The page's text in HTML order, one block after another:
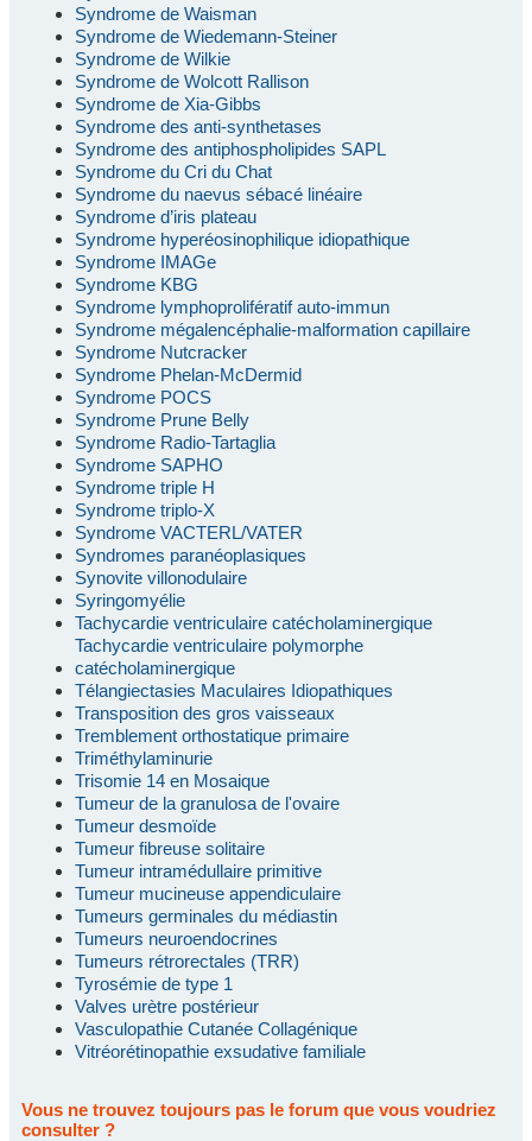
Syndrome de Waisman
Syndrome de Wiedemann-Steiner
Syndrome de Wilkie
Syndrome de Wolcott Rallison
Syndrome de Xia-Gibbs
Syndrome des anti-synthetases
Syndrome des antiphospholipides SAPL
Syndrome du Cri du Chat
Syndrome du naevus sébacé linéaire
Syndrome d’iris plateau
Syndrome hyperéosinophilique idiopathique
Syndrome IMAGe
Syndrome KBG
Syndrome lymphoprolifératif auto-immun
Syndrome mégalencéphalie-malformation capillaire
Syndrome Nutcracker
Syndrome Phelan-McDermid
Syndrome POCS
Syndrome Prune Belly
Syndrome Radio-Tartaglia
Syndrome SAPHO
Syndrome triple H
Syndrome triplo-X
Syndrome VACTERL/VATER
Syndromes paranéoplasiques
Synovite villonodulaire
Syringomyélie
Tachycardie ventriculaire catécholaminergique
Tachycardie ventriculaire polymorphe
catécholaminergique
Télangiectasies Maculaires Idiopathiques
Transposition des gros vaisseaux
Tremblement orthostatique primaire
Triméthylaminurie
Trisomie 14 en Mosaique
Tumeur de la granulosa de l'ovaire
Tumeur desmoïde
Tumeur fibreuse solitaire
Tumeur intramédullaire primitive
Tumeur mucineuse appendiculaire
Tumeurs germinales du médiastin
Tumeurs neuroendocrines
Tumeurs rétrorectales (TRR)
Tyrosémie de type 1
Valves urètre postérieur
Vasculopathie Cutanée Collagénique
Vitréorétinopathie exsudative familiale
Vous ne trouvez toujours pas le forum que vous voudriez
consulter ?